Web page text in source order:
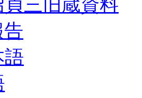
貞三旧蔵資料
語